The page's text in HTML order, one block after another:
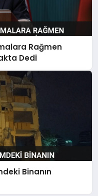
Rağmen
Dedi
Binanın